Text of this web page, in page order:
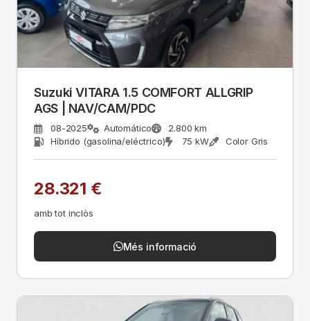
Suzuki VITARA 1.5 COMFORT ALLGRIP
AGS | NAV/CAM/PDC
08-2025 Automático
2.800 km
Híbrido (gasolina/eléctrico)
75 kW Color Gris
28.321 €
amb tot inclòs
Més informació